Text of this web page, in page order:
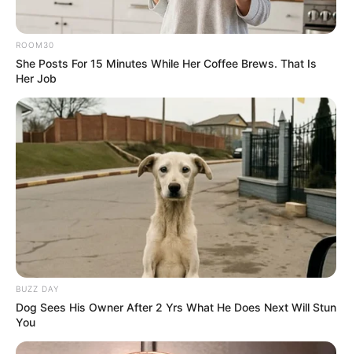
22:24 / 05 Avqust 2026
Daha üç küçədətəmir işlərinə başlanılır
151 0
ROOM30
She Posts For 15 Minutes While Her Coffee Brews. That Is
Her Job
BUZZ DAY
Dog Sees His Owner After 2 Yrs What He Does Next Will Stun
You